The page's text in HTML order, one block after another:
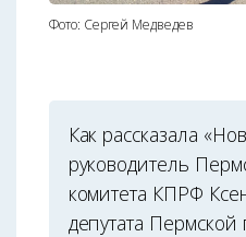
Фото: Сергей Медведев
Как рассказала
руководитель
комитета КПРФ
депутата Пермской